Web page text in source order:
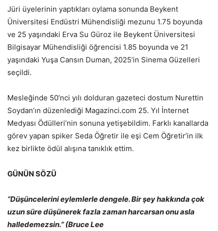
Jüri üyelerinin yaptıkları oylama sonunda Beykent
Üniversitesi Endüstri Mühendisliği mezunu 1.75 boyunda
ve 25 yaşındaki Erva Su Güroz ile Beykent Üniversitesi
Bilgisayar Mühendisliği öğrencisi 1.85 boyunda ve 21
yaşındaki Yuşa Cansın Duman, 2025’in Sinema Güzelleri
seçildi.
Mesleğinde 50’nci yılı dolduran gazeteci dostum Nurettin
Soydan’ın düzenlediği Magazinci.com 25. Yıl İnternet
Medyası Ödülleri’nin sonuna yetişebildim. Farklı kanallarda
görev yapan spiker Seda Öğretir ile eşi Cem Öğretir’in ilk
kez birlikte ödül alışına tanıklık ettim.
GÜNÜN SÖZÜ
“Düşüncelerini eylemlerle dengele. Bir şey hakkında çok
uzun süre düşünerek fazla zaman harcarsan onu asla
halledemezsin.” (Bruce Lee